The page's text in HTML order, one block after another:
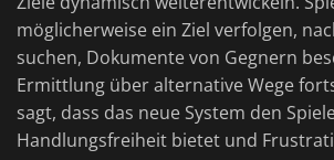
möglicherweise ein Ziel verfolgen,
suchen, Dokumente von Gegnern
Ermittlung über alternative Wege
sagt, dass das neue System den
Handlungsfreiheit bietet und